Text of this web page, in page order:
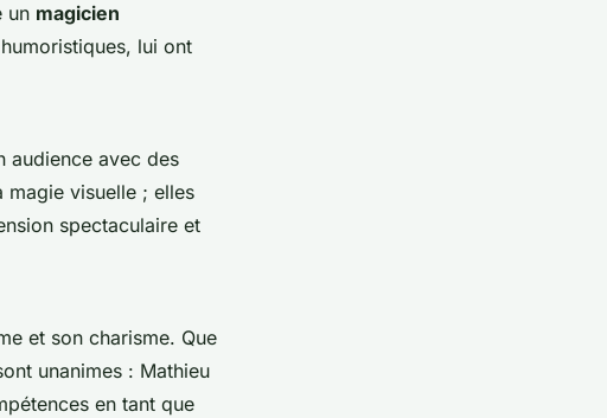
un magicien
lui ont
audience avec des
magie visuelle ; elles
spectaculaire et
et son charisme. Que
unanimes : Mathieu
en tant que